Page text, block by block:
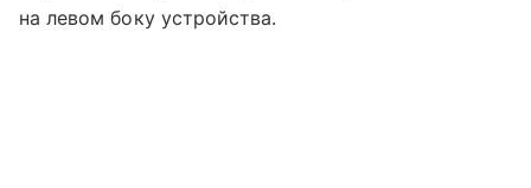
на левом боку устройства.